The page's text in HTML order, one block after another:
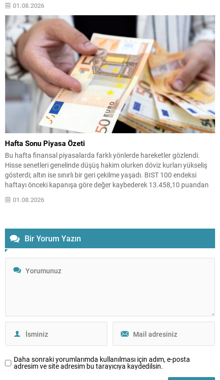
atılabilecek adımlar üzerinde duruldu. Diplomatik kanalların etkin
biçimde kullanılması ve gerekli koordinasyonun sağlanması...
01.08.2026
Hafta Sonu Piyasa Özeti
Bu hafta finansal piyasalarda farklı yönlerde hareketler gözlendi.
Hisse senetleri genelinde düşüş hakim olurken döviz kurları yükseliş
gösterdi; altın ise sınırlı bir geri çekilme yaşadı. BIST 100 endeksi
haftayı önceki kapanışa göre değer kaybederek 13.458,10 puandan
tamamladı. Endeks hafta içinde en düşük 13.216,16, en yüksek
14.085,39 puanı gördü ve toplamda...
01.08.2026
Bir Yorum Yazın
Daha sonraki yorumlarımda kullanılması için adım, e-posta
adresim ve site adresim bu tarayıcıya kaydedilsin.